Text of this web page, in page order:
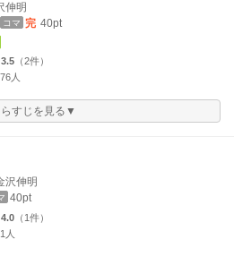
伸明
コマ 完 40pt
3.5 （2件）
人
すじを見る▼
沢伸明
40pt
4.0 （1件）
人